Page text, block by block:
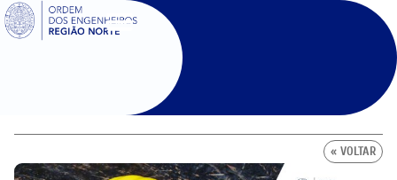
SIGOE
« VOLTAR